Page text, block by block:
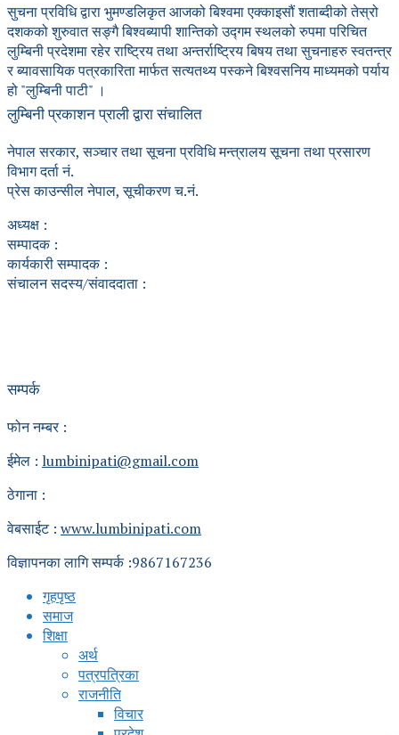
सुचना प्रविधि द्वारा भुमण्डलिकृत आजको बिश्वमा एक्काइसौं शताब्दीको तेस्रो
दशकको शुरुवात सङ्गै बिश्वब्यापी शान्तिको उद्गम स्थलको रुपमा परिचित
लुम्बिनी प्रदेशमा रहेर राष्ट्रिय तथा अन्तर्राष्ट्रिय बिषय तथा सुचनाहरु स्वतन्त्र
र ब्यावसायिक पत्रकारिता मार्फत सत्यतथ्य पस्कने बिश्वसनिय माध्यमको पर्याय
हो "लुम्बिनी पाटी" ।
लुम्बिनी प्रकाशन प्राली द्वारा संचालित
नेपाल सरकार, सञ्चार तथा सूचना प्रविधि मन्त्रालय सूचना तथा प्रसारण
विभाग दर्ता नं.
प्रेस काउन्सील नेपाल, सूचीकरण च.नं.
अध्यक्ष :
सम्पादक :
कार्यकारी सम्पादक :
संचालन सदस्य/संवाददाता :
सम्पर्क
फोन नम्बर :
ईमेल : lumbinipati@gmail.com
ठेगाना :
वेबसाईट : www.lumbinipati.com
विज्ञापनका लागि सम्पर्क :9867167236
गृहपृष्ठ
समाज
शिक्षा
अर्थ
पत्रपत्रिका
राजनीति
विचार